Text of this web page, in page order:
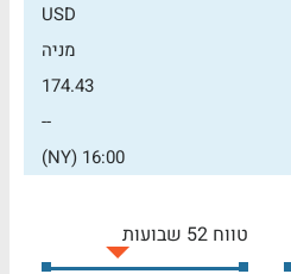
USD
מניה
174.43
--
16:00 (NY)
טווח 52 שבועות